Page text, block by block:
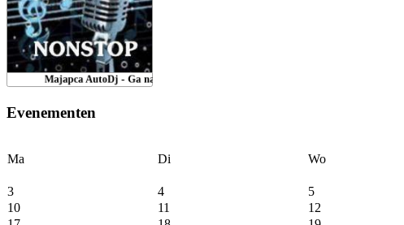
Evenementen
Ma
Di Wo
3
4 5
10
11 12